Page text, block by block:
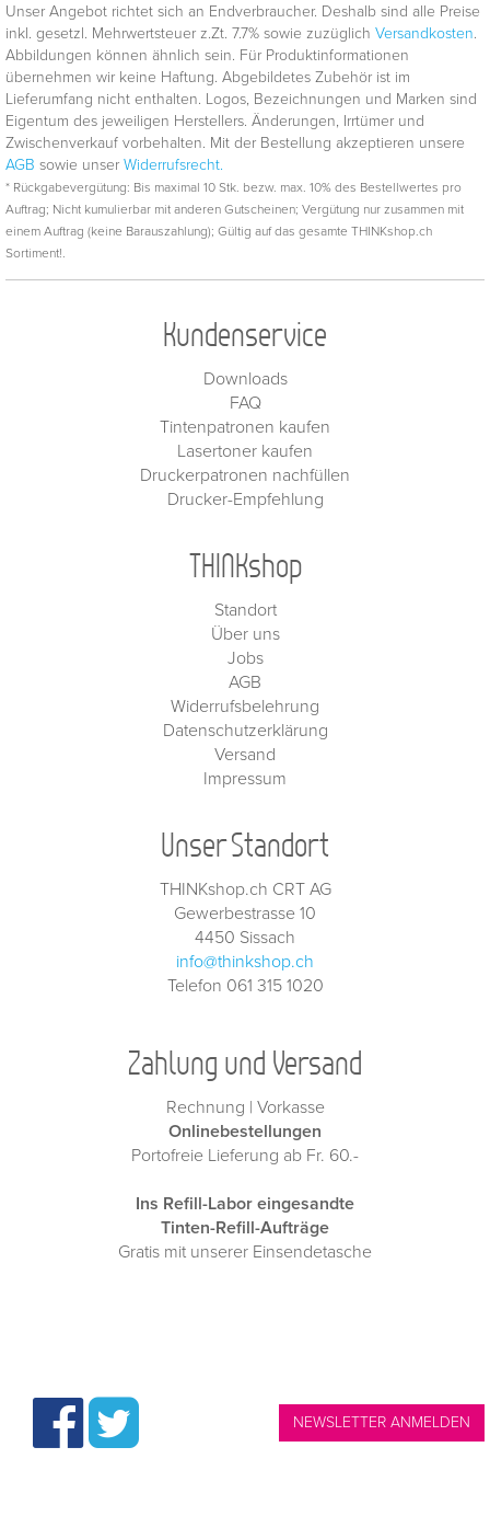
Unser Angebot richtet sich an Endverbraucher. Deshalb sind alle Preise
inkl. gesetzl. Mehrwertsteuer z.Zt. 7.7% sowie zuzüglich Versandkosten.
Abbildungen können ähnlich sein. Für Produktinformationen
übernehmen wir keine Haftung. Abgebildetes Zubehör ist im
Lieferumfang nicht enthalten. Logos, Bezeichnungen und Marken sind
Eigentum des jeweiligen Herstellers. Änderungen, Irrtümer und
Zwischenverkauf vorbehalten. Mit der Bestellung akzeptieren unsere
AGB sowie unser Widerrufsrecht.
* Rückgabevergütung: Bis maximal 10 Stk. bezw. max. 10% des Bestellwertes pro
Auftrag; Nicht kumulierbar mit anderen Gutscheinen; Vergütung nur zusammen mit
einem Auftrag (keine Barauszahlung); Gültig auf das gesamte THINKshop.ch
Sortiment!.
Kundenservice
Downloads
FAQ
Tintenpatronen kaufen
Lasertoner kaufen
Druckerpatronen nachfüllen
Drucker-Empfehlung
THINKshop
Standort
Über uns
Jobs
AGB
Widerrufsbelehrung
Datenschutzerklärung
Versand
Impressum
Unser Standort
THINKshop.ch CRT AG
Gewerbestrasse 10
4450 Sissach
info@thinkshop.ch
Telefon 061 315 1020
Zahlung und Versand
Rechnung | Vorkasse
Onlinebestellungen
Portofreie Lieferung ab Fr. 60.-
Ins Refill-Labor eingesandte
Tinten-Refill-Aufträge
Gratis mit unserer Einsendetasche
NEWSLETTER ANMELDEN